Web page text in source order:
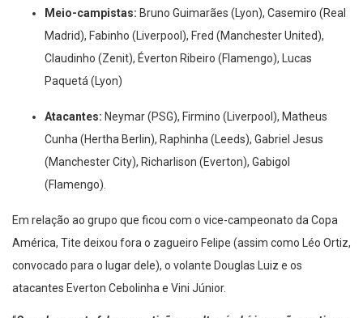
Meio-campistas: Bruno Guimarães (Lyon), Casemiro (Real
Madrid), Fabinho (Liverpool), Fred (Manchester United),
Claudinho (Zenit), Éverton Ribeiro (Flamengo), Lucas
Paquetá (Lyon)
Atacantes: Neymar (PSG), Firmino (Liverpool), Matheus
Cunha (Hertha Berlin), Raphinha (Leeds), Gabriel Jesus
(Manchester City), Richarlison (Everton), Gabigol
(Flamengo).
Em relação ao grupo que ficou com o vice-campeonato da Copa
América, Tite deixou fora o zagueiro Felipe (assim como Léo Ortiz,
convocado para o lugar dele), o volante Douglas Luiz e os
atacantes Everton Cebolinha e Vini Júnior.